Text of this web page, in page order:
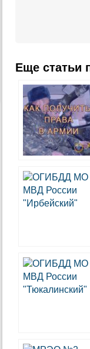
Еще статьи